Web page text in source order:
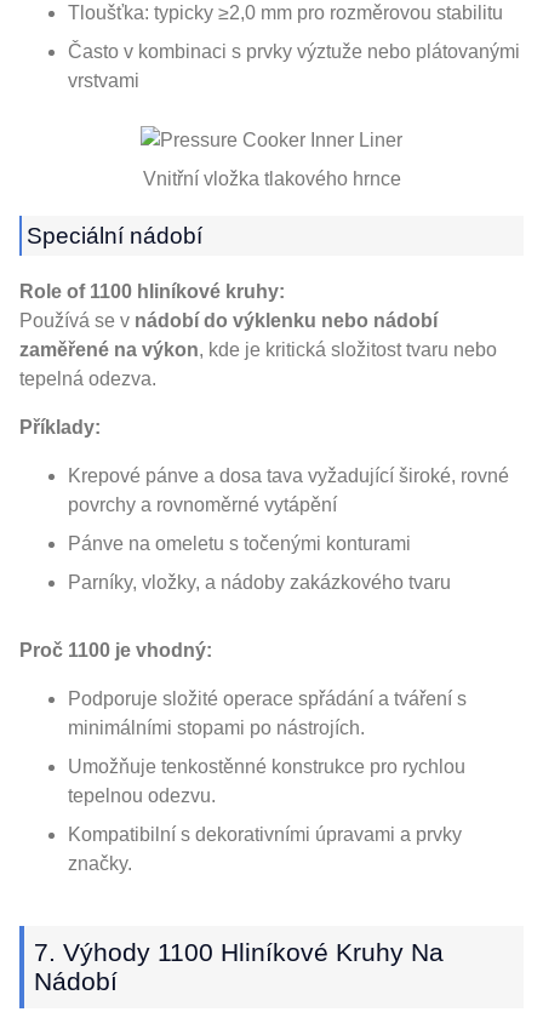
Tloušťka: typicky ≥2,0 mm pro rozměrovou stabilitu
Často v kombinaci s prvky výztuže nebo plátovanými
vrstvami
Vnitřní vložka tlakového hrnce
Speciální nádobí
Role of 1100 hliníkové kruhy:
Používá se v nádobí do výklenku nebo nádobí
zaměřené na výkon, kde je kritická složitost tvaru nebo
tepelná odezva.
Příklady:
Krepové pánve a dosa tava vyžadující široké, rovné
povrchy a rovnoměrné vytápění
Pánve na omeletu s točenými konturami
Parníky, vložky, a nádoby zakázkového tvaru
Proč 1100 je vhodný:
Podporuje složité operace spřádání a tváření s
minimálními stopami po nástrojích.
Umožňuje tenkostěnné konstrukce pro rychlou
tepelnou odezvu.
Kompatibilní s dekorativními úpravami a prvky
značky.
7. Výhody 1100 Hliníkové Kruhy Na
Nádobí